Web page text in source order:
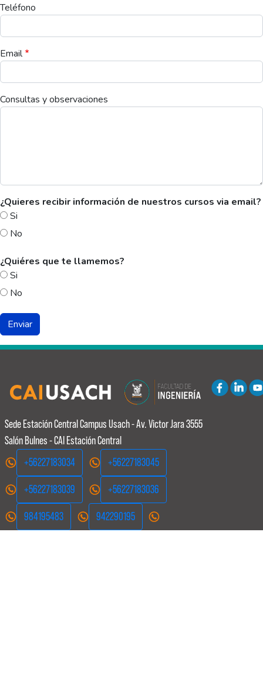
Teléfono
Email
Consultas y observaciones
¿Quieres recibir información de nuestros cursos via email?
Si
No
¿Quiéres que te llamemos?
Si
No
Sede Estación Central Campus Usach - Av. Victor Jara 3555
Salón Bulnes - CAI Estación Central
+56227183034
+56227183045
+56227183039 +56227183036
984195483 942290195